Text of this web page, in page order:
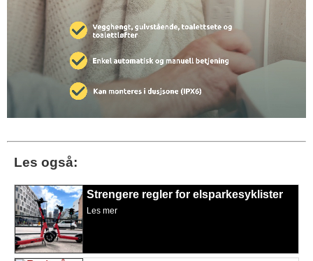
Les også:
Strengere regler for elsparkesyklister
Les mer